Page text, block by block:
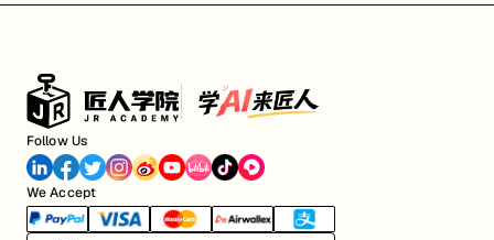
Follow Us
We Accept